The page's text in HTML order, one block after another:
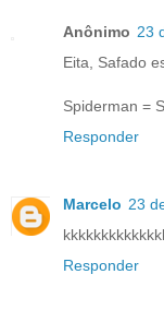
Anônimo 23
Eita, Safado
Spiderman =
Responder
Marcelo 23
Responder